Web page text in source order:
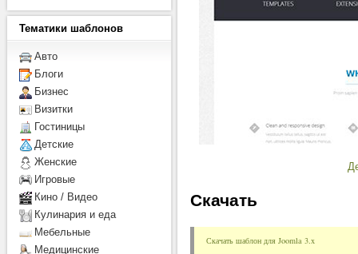
Скачать
Скачать шаблон для Joomla 3.x
Тематики шаблонов
Авто
Блоги
Бизнес
Визитки
Гостиницы
Детcкие
Женские
Игровые
Кино / Видео
Кулинария и еда
Мебельные
Медицинские